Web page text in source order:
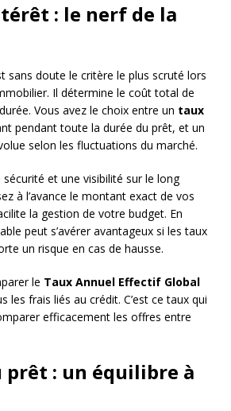
: le nerf de la
sans doute le critère le plus scruté lors
Il détermine le coût total de
Vous avez le choix entre un taux
pendant toute la durée du prêt, et un
selon les fluctuations du marché.
et une visibilité sur le long
à l’avance le montant exact de vos
la gestion de votre budget. En
peut s’avérer avantageux si les taux
un risque en cas de hausse.
le Taux Annuel Effectif Global
les frais liés au crédit. C’est ce taux qui
efficacement les offres entre
prêt : un équilibre à